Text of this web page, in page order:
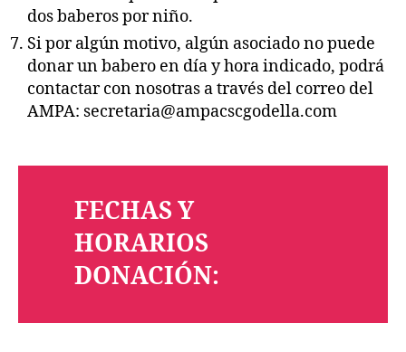
dos baberos por niño.
Si por algún motivo, algún asociado no puede
donar un babero en día y hora indicado, podrá
contactar con nosotras a través del correo del
AMPA: secretaria@ampacscgodella.com
FECHAS Y
HORARIOS
DONACIÓN: